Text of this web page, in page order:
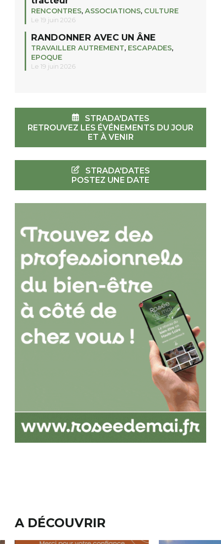
RENCONTRES, ASSOCIATIONS, CULTURE
Le 19 juin 2026
RANDONNER AVEC UN ÂNE
TRAVAILLER AUTREMENT, ESCAPADES,
EPOQUE
Le 19 juin 2026
STRADA'DATES
RETROUVEZ LES ÉVÉNEMENTS DU JOUR
ET À VENIR
STRADA'DATES
POSTEZ UNE DATE
A DÉCOUVRIR